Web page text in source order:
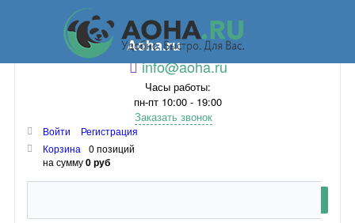
Aoha.ru
info@aoha.ru
Часы работы:
пн-пт 10:00 - 19:00
Заказать звонок
Войти
Регистрация
Корзина
0 позиций
на сумму0 руб